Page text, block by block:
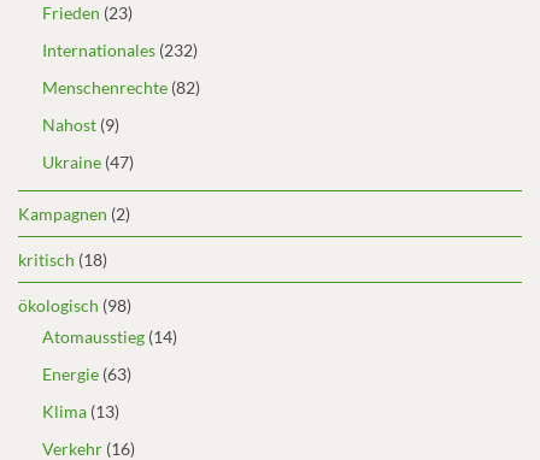
Frieden (23)
Internationales (232)
Menschenrechte (82)
Nahost (9)
Ukraine (47)
Kampagnen (2)
kritisch (18)
ökologisch (98)
Atomausstieg (14)
Energie (63)
Klima (13)
Verkehr (16)